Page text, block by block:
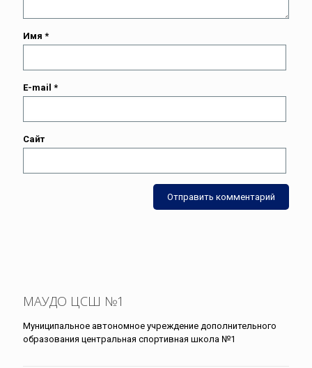
Имя *
E-mail *
Сайт
МАУДО ЦСШ №1
Муниципальное автономное учреждение дополнительного
образования центральная спортивная школа №1